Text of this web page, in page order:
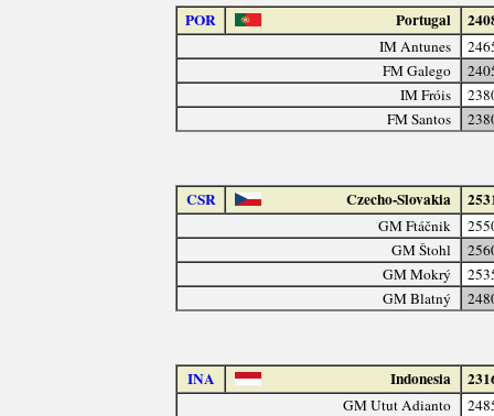
POR Portugal
IM Antunes
FM Galego
IM Fróis
FM Santos
CSR Czecho-Slovakia
GM Ftáčnik
GM Štohl
GM Mokrý
GM Blatný
INA Indonesia
GM Utut Adianto